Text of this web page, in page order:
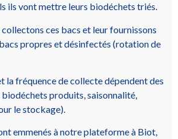
ils vont mettre leurs biodéchets triés.
ces bacs et leur fournissons
bacs propres et désinfectés (rotation de
la fréquence de collecte dépendent des
produits, saisonnalité,
le stockage).
emmenés à notre plateforme à Biot,